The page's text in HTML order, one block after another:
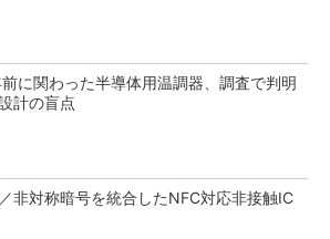
に関わった半導体用温調器、調査で判明
計の盲点
非対称暗号を統合したNFC対応非接触IC